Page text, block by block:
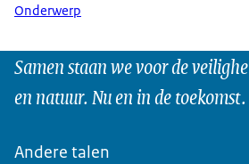
Onderwerp
Samen staan we voor de
en natuur. Nu en in de toekomst.
Andere talen